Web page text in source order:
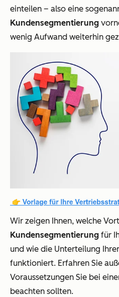
einteilen – also eine
Kundensegmentierung
wenig Aufwand weiterhin
Wir zeigen Ihnen, welche
Kundensegmentierung für
und wie die Unterteilung
funktioniert. Erfahren Sie
Voraussetzungen Sie bei
beachten sollten.